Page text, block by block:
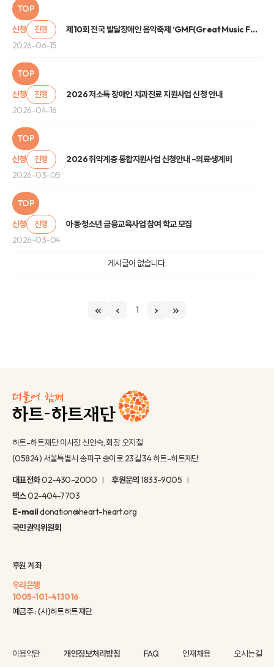
TOP
신청
진행
제10회 전국 발달장애인 음악축제 ‘GMF(Great Music Festival)’ 관람 신청 안내
2026-06-15
TOP
신청
진행
2026 저소득 장애인 치과진료 지원사업 신청 안내
2026-04-16
TOP
신청
진행
2026 취약계층 통합지원사업 신청안내 –의료·생계비
2026-03-05
TOP
신청
진행
아동·청소년 금융교육사업 참여 학교 모집
2026-03-04
게시글이 없습니다.
1
하트-하트재단 이사장 신인숙, 회장 오지철
(05824) 서울특별시 송파구 송이로 23길 34 하트-하트재단
대표전화02-430-2000 후원문의1833-9005
팩스02-404-7703
E-maildonation@heart-heart.org
국민권익위원회
후원 계좌
우리은행
1005-101-413016
예금주 : (사)하트하트재단
이용약관 개인정보처리방침 FAQ 인재채용 오시는길